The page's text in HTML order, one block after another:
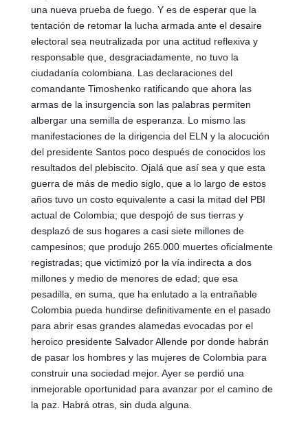
una nueva prueba de fuego. Y es de esperar que la
tentación de retomar la lucha armada ante el desaire
electoral sea neutralizada por una actitud reflexiva y
responsable que, desgraciadamente, no tuvo la
ciudadanía colombiana. Las declaraciones del
comandante Timoshenko ratificando que ahora las
armas de la insurgencia son las palabras permiten
albergar una semilla de esperanza. Lo mismo las
manifestaciones de la dirigencia del ELN y la alocución
del presidente Santos poco después de conocidos los
resultados del plebiscito. Ojalá que así sea y que esta
guerra de más de medio siglo, que a lo largo de estos
años tuvo un costo equivalente a casi la mitad del PBI
actual de Colombia; que despojó de sus tierras y
desplazó de sus hogares a casi siete millones de
campesinos; que produjo 265.000 muertes oficialmente
registradas; que victimizó por la vía indirecta a dos
millones y medio de menores de edad; que esa
pesadilla, en suma, que ha enlutado a la entrañable
Colombia pueda hundirse definitivamente en el pasado
para abrir esas grandes alamedas evocadas por el
heroico presidente Salvador Allende por donde habrán
de pasar los hombres y las mujeres de Colombia para
construir una sociedad mejor. Ayer se perdió una
inmejorable oportunidad para avanzar por el camino de
la paz. Habrá otras, sin duda alguna.